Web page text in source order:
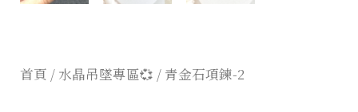
首頁 / 水晶吊墜專區💞 / 青金石項鍊-2